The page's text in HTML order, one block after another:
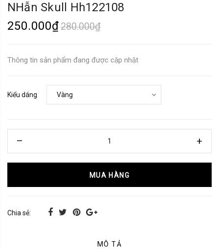
NHẫn Skull Hh122108
250.000₫280.000₫
Thông tin sản phẩm đang được cập nhật
Kiểu dáng
MUA HÀNG
Chia sẻ:
MÔ TẢ